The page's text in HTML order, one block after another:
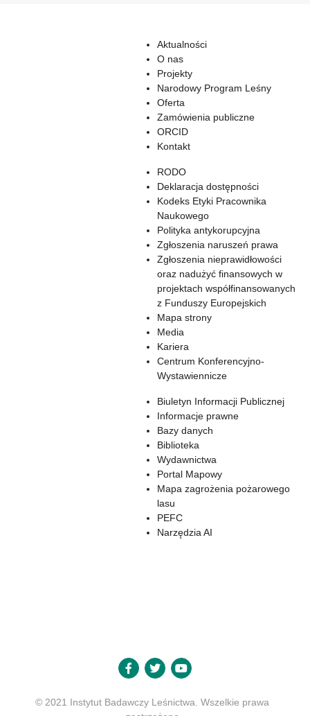
Aktualności
O nas
Projekty
Narodowy Program Leśny
Oferta
Zamówienia publiczne
ORCID
Kontakt
RODO
Deklaracja dostępności
Kodeks Etyki Pracownika
Naukowego
Polityka antykorupcyjna
Zgłoszenia naruszeń prawa
Zgłoszenia nieprawidłowości
oraz nadużyć finansowych w
projektach współfinansowanych
z Funduszy Europejskich
Mapa strony
Media
Kariera
Centrum Konferencyjno-
Wystawiennicze
Biuletyn Informacji Publicznej
Informacje prawne
Bazy danych
Biblioteka
Wydawnictwa
Portal Mapowy
Mapa zagrożenia pożarowego
lasu
PEFC
Narzędzia AI
© 2021 Instytut Badawczy Leśnictwa. Wszelkie prawa